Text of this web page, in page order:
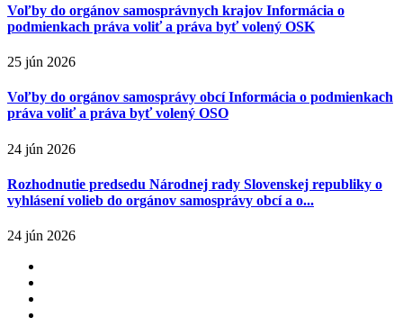
Voľby do orgánov samosprávnych krajov Informácia o
podmienkach práva voliť a práva byť volený OSK
25 jún 2026
Voľby do orgánov samosprávy obcí Informácia o podmienkach
práva voliť a práva byť volený OSO
24 jún 2026
Rozhodnutie predsedu Národnej rady Slovenskej republiky o
vyhlásení volieb do orgánov samosprávy obcí a o...
24 jún 2026